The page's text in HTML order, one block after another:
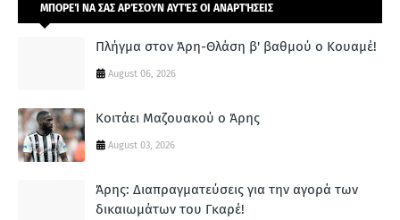
ΜΠΟΡΕΊ ΝΑ ΣΑΣ ΑΡΈΣΟΥΝ ΑΥΤΈΣ ΟΙ ΑΝΑΡΤΉΣΕΙΣ
Πλήγμα στον Άρη-Θλάση β' βαθμού ο Κουαμέ!
August 06, 2026
Κοιτάει Μαζουακού ο Άρης
August 03, 2026
Άρης: Διαπραγματεύσεις για την αγορά των
δικαιωμάτων του Γκαρέ!